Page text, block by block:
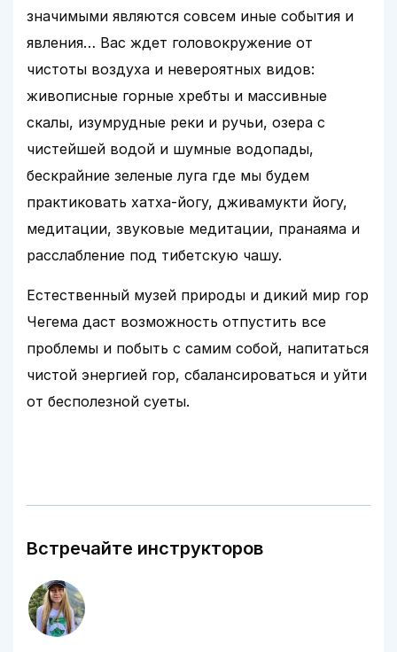
значимыми являются совсем иные события и
явления… Вас ждет головокружение от
чистоты воздуха и невероятных видов:
живописные горные хребты и массивные
скалы, изумрудные реки и ручьи, озера с
чистейшей водой и шумные водопады,
бескрайние зеленые луга где мы будем
практиковать хатха-йогу, дживамукти йогу,
медитации, звуковые медитации, пранаяма и
расслабление под тибетскую чашу.
Естественный музей природы и дикий мир гор
Чегема даст возможность отпустить все
проблемы и побыть с самим собой, напитаться
чистой энергией гор, сбалансироваться и уйти
от бесполезной суеты.
Встречайте инструкторов